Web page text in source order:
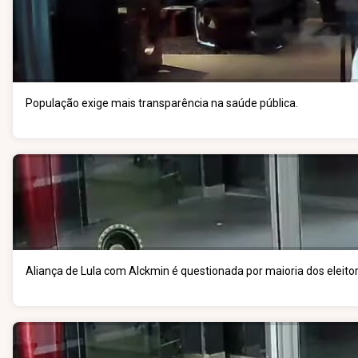
População exige mais transparência na saúde pública.
Aliança de Lula com Alckmin é questionada por maioria dos